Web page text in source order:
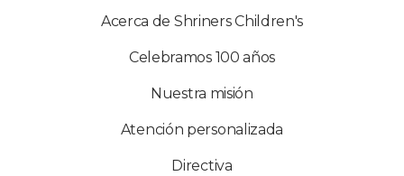
Acerca de Shriners Children's
Celebramos 100 años
Nuestra misión
Atención personalizada
Directiva